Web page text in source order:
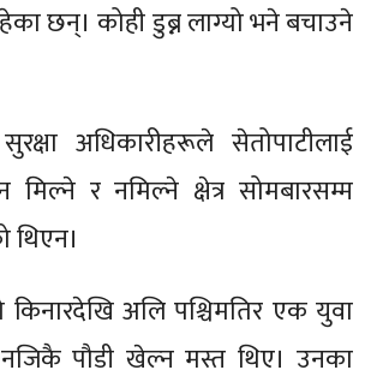
छन्। कोही डुब्न लाग्यो भने बचाउने
अधिकारीहरूले सेतोपाटीलाई
मिल्ने र नमिल्ने क्षेत्र सोमबारसम्म
थिएन।
किनारदेखि अलि पश्चिमतिर एक युवा
पौडी खेल्न मस्त थिए। उनका